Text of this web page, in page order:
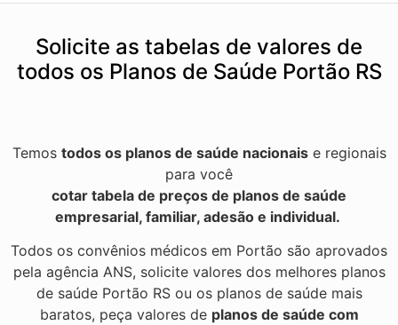
Solicite as tabelas de valores de
todos os Planos de Saúde Portão RS
Temos todos os planos de saúde nacionaise regionais
para você
cotar tabela de preços de planos de saúde
empresarial, familiar, adesão e individual.
Todos os convênios médicos em Portão são aprovados
pela agência ANS, solicite valores dos melhores planos
de saúde Portão RS ou os planos de saúde mais
baratos, peça valores de planos de saúde com